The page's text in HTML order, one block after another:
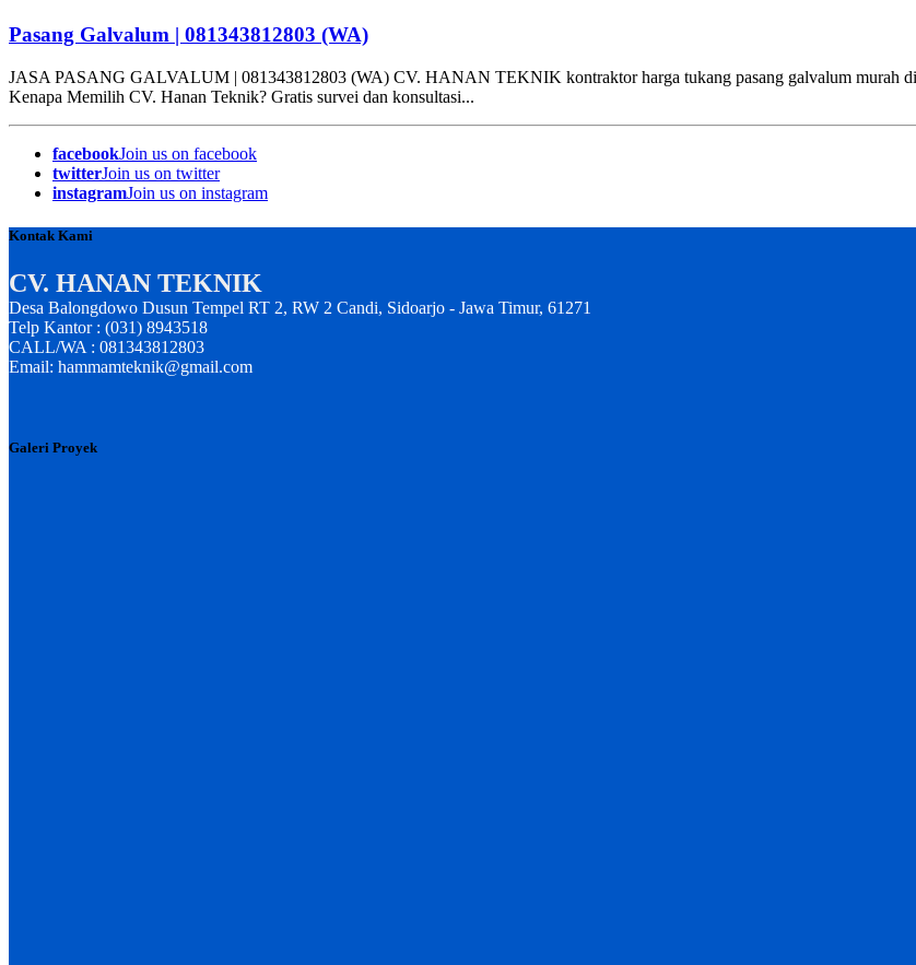
Pasang Galvalum | 081343812803 (WA)
JASA PASANG GALVALUM | 081343812803 (WA) CV. HANAN TEKNIK kontraktor harga tukang pasang galvalum murah di
Kenapa Memilih CV. Hanan Teknik? Gratis survei dan konsultasi...
facebookJoin us on facebook
twitterJoin us on twitter
instagramJoin us on instagram
Kontak Kami
CV. HANAN TEKNIK
Desa Balongdowo Dusun Tempel RT 2, RW 2 Candi, Sidoarjo - Jawa Timur, 61271
Telp Kantor : (031) 8943518
CALL/WA : 081343812803
Email: hammamteknik@gmail.com
Galeri Proyek